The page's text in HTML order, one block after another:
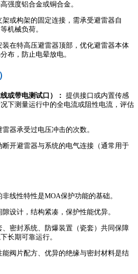
强度铝合金或铜合金。
架或构架的固定连接，需承受避雷器自
机械负荷。
装在特高压避雷器顶部，优化避雷器本体
布，防止电晕放电。
或带电测试口）： 提供接口或内置传感
下测量运行中的全电流或阻性电流，评估
雷器承受过电压冲击的次数。
断开避雷器与系统的电气连接（通常用于
非线性特性是MOA保护功能的基础。
隙设计，结构紧凑，保护性能优异。
、密封系统、防爆装置（瓷套）共同保障
长期可靠运行。
能阀片配方、优异的绝缘与密封材料是结